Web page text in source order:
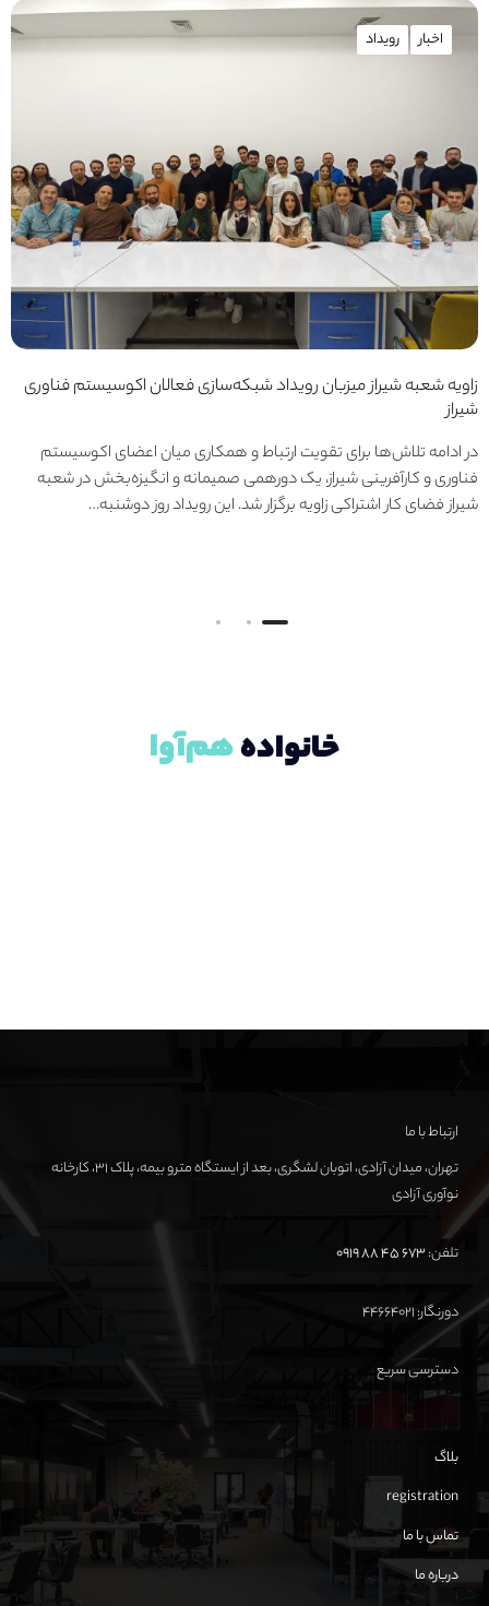
اخبار رویداد
زاویه شعبه شیراز میزبان رویداد شبکه‌سازی فعالان اکوسیستم فناوری
شیراز
در ادامه تلاش‌ها برای تقویت ارتباط و همکاری میان اعضای اکوسیستم
فناوری و کارآفرینی شیراز، یک دورهمی صمیمانه و انگیزه‌بخش در شعبه
شیراز فضای کار اشتراکی زاویه برگزار شد. این رویداد روز دوشنبه…
خانوادههمآوا
ارتباط با ما
تهران، میدان آزادی، اتوبان لشگری، بعد از ایستگاه مترو بیمه، پلاک ۳۱، کارخانه
نوآوری آزادی
تلفن:673 45 88 0919
دورنگار: ۴۴۶۶۴۰۲۱
دسترسی سریع
بلاگ
registration
تماس با ما
درباره ما